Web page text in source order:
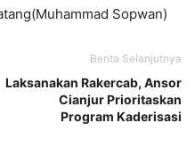
Sopwan)
Berita Selanjutnya
Laksanakan Rakercab, Ansor
Cianjur Prioritaskan
Program Kaderisasi